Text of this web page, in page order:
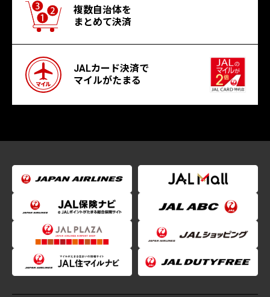
複数自治体を
まとめて決済
JALカード決済で
マイルがたまる